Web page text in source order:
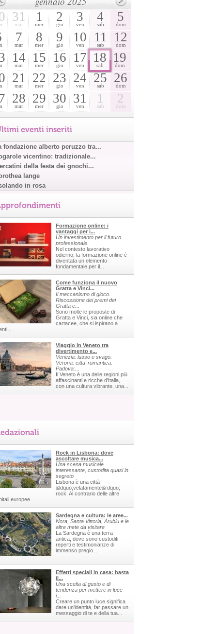
31
mar
1
mer
2
gio
3
ven
4
sab
5
dom
7
mar
8
mer
9
gio
10
ven
11
sab
12
dom
14
mar
15
mer
16
gio
17
ven
18
sab
19
dom
21
mar
22
mer
23
gio
24
ven
25
sab
26
dom
28
mar
29
mer
30
gio
31
ven
1
sab
2
dom
eventi inseriti
fondazione alberto peruzzo tra...
vicentino: tradizionale...
della festa dei gnochi...
lange
in rosa
Formazione online: i
vantaggi per i...
Un investimento per il futuro
professionale
Nel contesto lavorativo
odierno, la formazione online è
diventata un elemento
fondamentale per il...
Come funziona il nuovo
Gratta e Vinci...
Il meccanismo di gioco.
Riscossione dei premi dei
Gratta e...
Sono molte le proposte di
Gratta e Vinci, sia online che
cartacee, che si ispirano a
Viaggio in Veneto tra
divertimento e...
Venezia: lusso e svago.
Verona: citta' romantica.
Padova:...
Il Veneto è una delle regioni più
affascinanti e ricche d'Italia,
con una cultura vibrante, una...
Rock in Lisbona: dove
ascoltare musica...
Una scena musicale
interessante, custodita quasi in
segreto
Lisbona è una città
&ldquo;velatamente&rdquo;
rock. Al contrario delle altre
europee...
Sardegna e cultura: le aree...
Nora, Santa Vittoria, Arubiu e le
altre mete da visitare
La Sardegna è una terra
antica, dove sono custoditi
reperti e testimonianze di
immenso pregio...
Effetti speciali in casa: basta
il...
Una scelta di gusto e di
tendenza per mettere in luce
i...
Creare un punto luce significa
dare un'identità, far passare un
messaggio di te e della tua...